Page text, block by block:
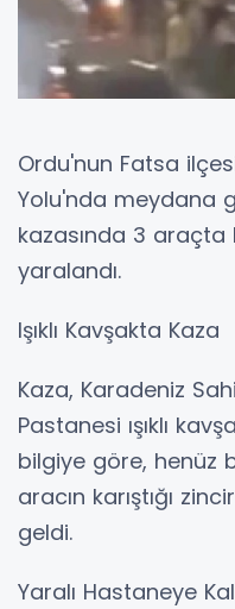
Ordu'nun Fatsa
Yolu'nda meydana
kazasında 3 araçta
yaralandı.
Işıklı Kavşakta Kaza
Kaza, Karadeniz
Pastanesi ışıklı
bilgiye göre, henüz
aracın karıştığı
geldi.
Yaralı Hastaneye